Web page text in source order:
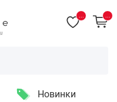
Новинки